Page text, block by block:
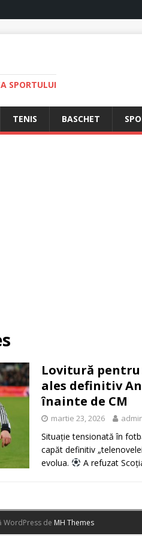
SPORTULUI
TENIS BASCHET
Lovitură pentru
ales definitiv
înainte de CM
martie 23, 2026
Situație tensionată în
capăt definitiv
evolua.
A refuzat
de MH Themes